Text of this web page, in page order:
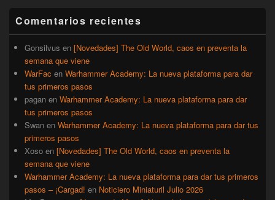
lateral
primaria
Comentarios recientes
Gonsilvus en [Novedades] The Old World, caos en preventa la
semana que viene
WarFac en Warhammer Academy: La nueva plataforma para dar
tus primeros pasos
pagan en Warhammer Academy: La nueva plataforma para dar
tus primeros pasos
Swan en Warhammer Academy: La nueva plataforma para dar tus
primeros pasos
Xoso en [Novedades] The Old World, caos en preventa la
semana que viene
Warhammer Academy: La nueva plataforma para dar tus primeros
pasos – ¡Cargad! en Noticiero Miniaturil Julio 2026